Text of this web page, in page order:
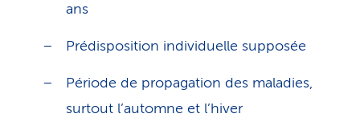
ans
Prédisposition individuelle supposée
Période de propagation des maladies,
surtout l’automne et l’hiver